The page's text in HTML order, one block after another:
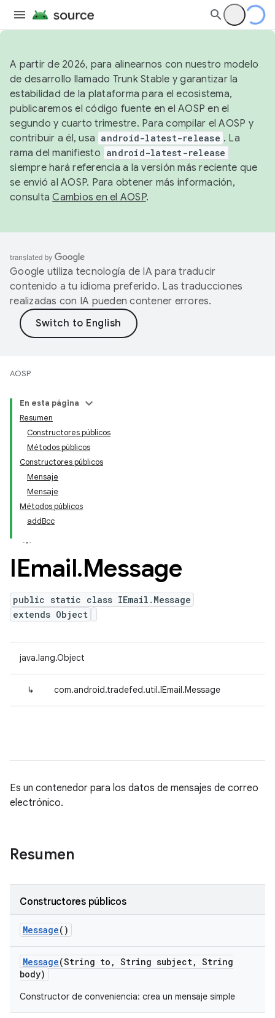
A partir de 2026, para alinearnos con nuestro modelo
de desarrollo llamado Trunk Stable y garantizar la
estabilidad de la plataforma para el ecosistema,
publicaremos el código fuente en el AOSP en el
segundo y cuarto trimestre. Para compilar el AOSP y
contribuir a él, usa android-latest-release . La
rama del manifiesto android-latest-release
siempre hará referencia a la versión más reciente que
se envió al AOSP. Para obtener más información,
consultaCambios en el AOSP.
Google utiliza tecnología de IA para traducir
contenido a tu idioma preferido. Las traducciones
realizadas con IA pueden contener errores.
AOSP
En esta página
Resumen
Constructores públicos
Métodos públicos
Constructores públicos
Mensaje
Mensaje
Métodos públicos
addBcc
IEmail.Message
public static class IEmail.Message
extends Object
java.lang.Object
↳ com.android.tradefed.util.IEmail.Message
Es un contenedor para los datos de mensajes de correo
electrónico.
Resumen
Constructores públicos
Message()
Message(String to , String subject, String
body)
Constructor de conveniencia: crea un mensaje simple